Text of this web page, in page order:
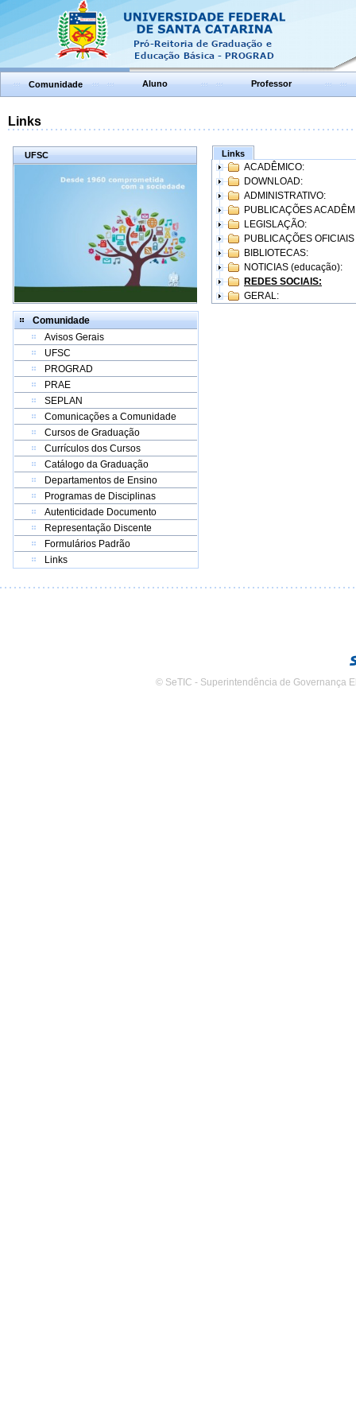
Comunidade Aluno Professor
Links
UFSC
Comunidade
Avisos Gerais
UFSC
PROGRAD
PRAE
SEPLAN
Comunicações a Comunidade
Cursos de Graduação
Currículos dos Cursos
Catálogo da Graduação
Departamentos de Ensino
Programas de Disciplinas
Autenticidade Documento
Representação Discente
Formulários Padrão
Links
Links
ACADÊMICO:
DOWNLOAD:
ADMINISTRATIVO:
PUBLICAÇÕES
LEGISLAÇÃO:
PUBLICAÇÕES
BIBLIOTECAS:
NOTICIAS (educação):
REDES SOCIAIS:
GERAL:
© SeTIC - Superintendência de Governança